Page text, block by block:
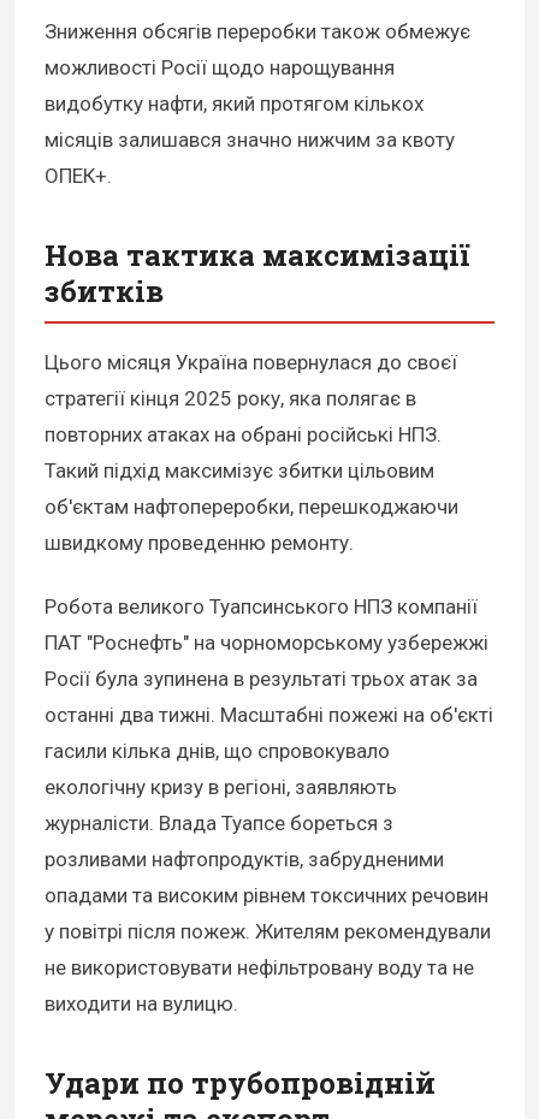
Зниження обсягів переробки також обмежує
можливості Росії щодо нарощування
видобутку нафти, який протягом кількох
місяців залишався значно нижчим за квоту
ОПЕК+.
Нова тактика максимізації
збитків
Цього місяця Україна повернулася до своєї
стратегії кінця 2025 року, яка полягає в
повторних атаках на обрані російські НПЗ.
Такий підхід максимізує збитки цільовим
об'єктам нафтопереробки, перешкоджаючи
швидкому проведенню ремонту.
Робота великого Туапсинського НПЗ компанії
ПАТ "Роснефть" на чорноморському узбережжі
Росії була зупинена в результаті трьох атак за
останні два тижні. Масштабні пожежі на об'єкті
гасили кілька днів, що спровокувало
екологічну кризу в регіоні, заявляють
журналісти. Влада Туапсе бореться з
розливами нафтопродуктів, забрудненими
опадами та високим рівнем токсичних речовин
у повітрі після пожеж. Жителям рекомендували
не використовувати нефільтровану воду та не
виходити на вулицю.
Удари по трубопровідній